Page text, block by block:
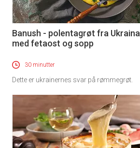
Banush - polentagrøt fra Ukraina
med fetaost og sopp
30 minutter
Dette er ukrainernes svar på rømmegrøt.